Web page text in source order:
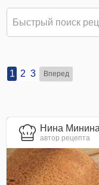
1 2 3 Вперед
Нина
автор рецепта